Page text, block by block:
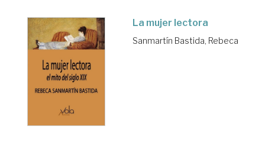
La mujer lectora
Sanmartín Bastida, Rebeca